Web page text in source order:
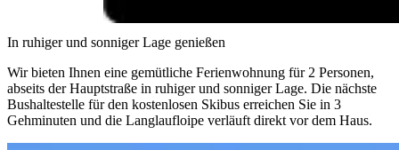
In ruhiger und sonniger Lage genießen
Wir bieten Ihnen eine gemütliche Ferienwohnung für 2 Personen,
abseits der Hauptstraße in ruhiger und sonniger Lage. Die nächste
Bushaltestelle für den kostenlosen Skibus erreichen Sie in 3
Gehminuten und die Langlaufloipe verläuft direkt vor dem Haus.